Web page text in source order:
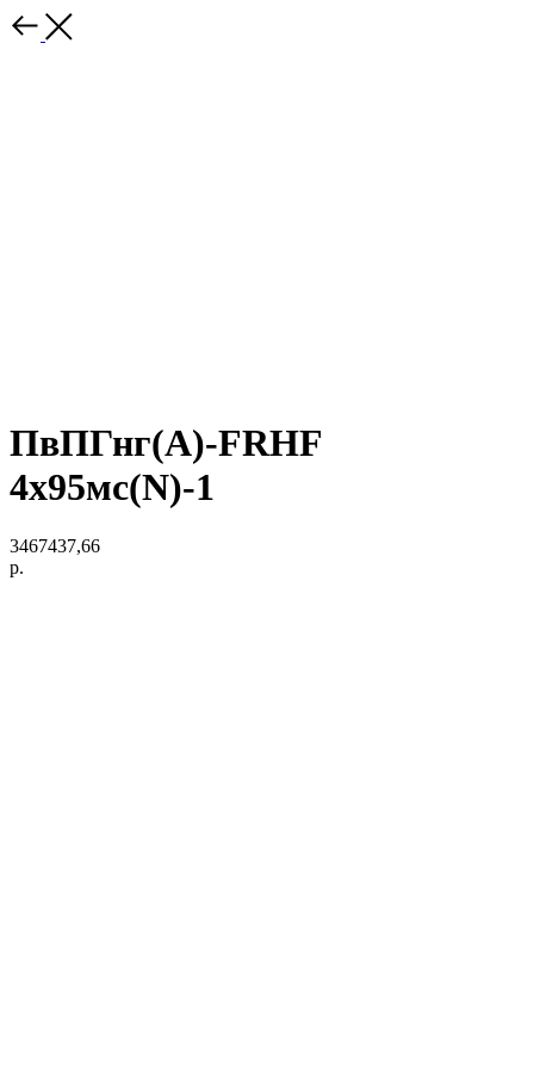
ПвПГнг(A)-FRHF
4х95мс(N)-1
3467437,66
р.